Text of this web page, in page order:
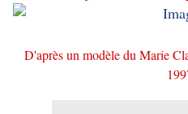
D'après un modèle du Marie